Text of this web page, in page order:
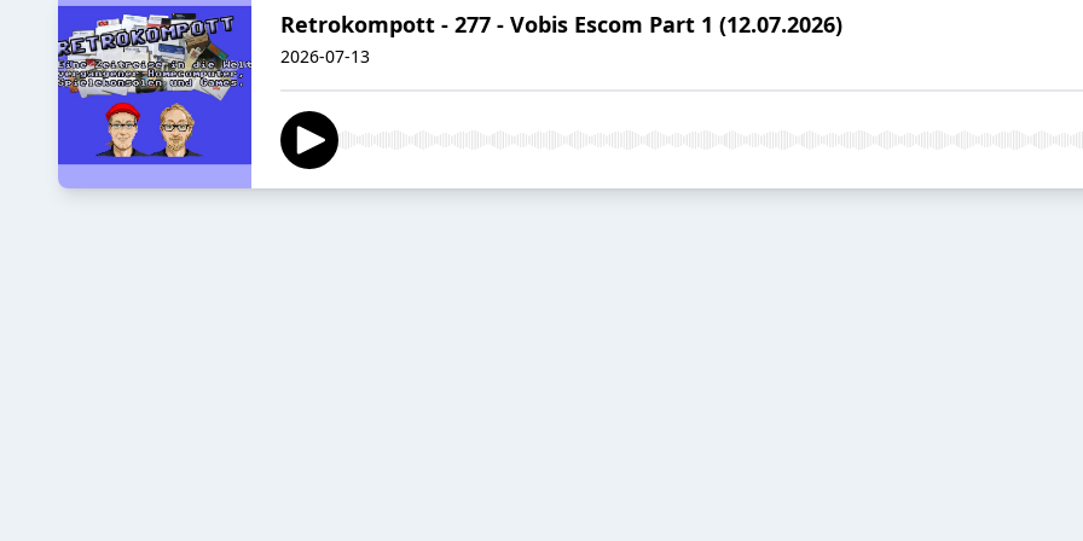
Retrokompott - 277 - Vobis Escom Part 1 (12.07.2026)
2026-07-13